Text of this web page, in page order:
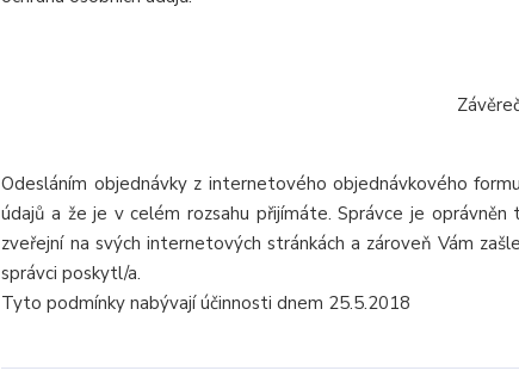
Odesláním objednávky z internetového objednávkového
údajů a že je v celém rozsahu přijímáte. Správce je
zveřejní na svých internetových stránkách a zároveň Vám
správci poskytl/a.
Tyto podmínky nabývají účinnosti dnem 25.5.2018